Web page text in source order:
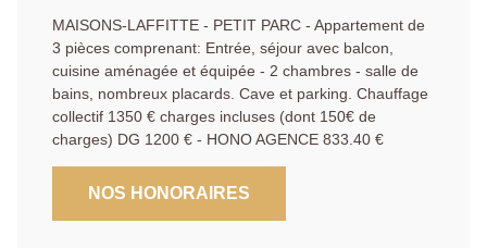
MAISONS-LAFFITTE - PETIT PARC - Appartement de
3 pièces comprenant: Entrée, séjour avec balcon,
cuisine aménagée et équipée - 2 chambres - salle de
bains, nombreux placards. Cave et parking. Chauffage
collectif 1350 € charges incluses (dont 150€ de
charges) DG 1200 € - HONO AGENCE 833.40 €
NOS HONORAIRES